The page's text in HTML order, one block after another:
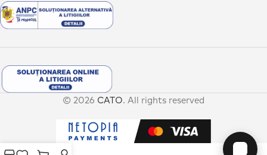
© 2026 CATO. All rights reserved